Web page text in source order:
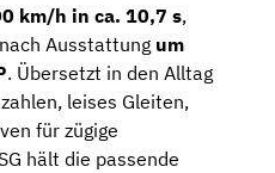
km/h in ca. 10,7 s,
Ausstattung um
. Übersetzt in den Alltag
leises Gleiten,
für zügige
hält die passende